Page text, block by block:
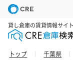
貸し倉庫の賃貸情報サイト
トップ 千葉県